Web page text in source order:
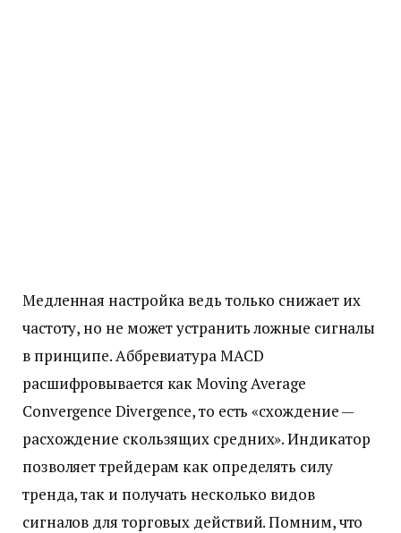
Медленная настройка ведь только снижает их
частоту, но не может устранить ложные сигналы
в принципе. Аббревиатура MACD
расшифровывается как Moving Average
Convergence Divergence, то есть «схождение —
расхождение скользящих средних». Индикатор
позволяет трейдерам как определять силу
тренда, так и получать несколько видов
сигналов для торговых действий. Помним, что